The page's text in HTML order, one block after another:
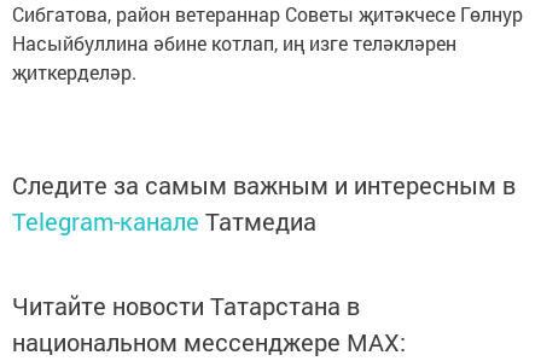
Сибгатова, район ветераннар Советы җитәкчесе Гөлнур
Насыйбуллина әбине котлап, иң изге теләкләрен
җиткерделәр.
Следите за самым важным и интересным в
Telegram-канале Татмедиа
Читайте новости Татарстана в
национальном мессенджере MАХ: